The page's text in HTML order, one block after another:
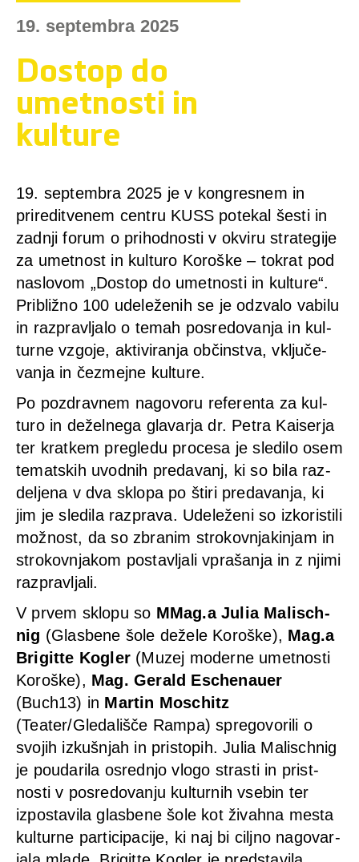
19. septembra 2025
Dostop do
umetnosti in
kulture
19. sep­tem­bra 2025 je v kon­gres­nem in
prire­dit­ve­nem cen­tru KUSS pote­kal šes­ti in
zadnji forum o pri­hod­nos­ti v okvi­ru stra­te­gi­je
za umet­nost in kul­turo Koroške – tokrat pod
nas­lo­vom „Dostop do umet­nos­ti in kul­tu­re“.
Pri­bliž­no 100 ude­leže­nih se je odzva­lo vabilu
in raz­pravlja­lo o temah pos­re­do­van­ja in kul­
tur­ne vzgo­je, akti­vi­ran­ja občinst­va, vključe­
van­ja in čez­me­j­ne kul­tu­re.
Po poz­drav­nem nago­voru refe­ren­ta za kul­
turo in dežel­ne­ga gla­var­ja dr. Petra Kai­ser­ja
ter krat­kem pre­g­le­du pro­ce­sa je sle­di­lo osem
temats­kih uvod­nih pre­da­vanj, ki so bila raz­
del­je­na v dva sklo­pa po šti­ri pre­da­van­ja, ki
jim je sle­di­la raz­pra­va. Ude­leže­ni so izko­risti­li
mož­nost, da so zbr­anim stro­kovn­ja­kin­jam in
stro­kovn­ja­kom post­avlja­li vprašan­ja in z nji­mi
raz­pravlja­li.
V prvem sklo­pu so MMag.a Julia Malisch­
nig (Glas­be­ne šole deže­le Koroške), Mag.a
Bri­git­te Kog­ler (Muzej moder­ne umet­nos­ti
Koroške), Mag. Gerald Eschen­au­er
(Buch13) in Mar­tin Mos­chitz
(Teater/Gledališče Ram­pa) spre­go­vo­r­i­li o
svo­jih izkušn­jah in pris­to­pih. Julia Malisch­nig
je pou­da­ri­la osredn­jo vlo­go stras­ti in prist­
nos­ti v pos­re­do­van­ju kul­tur­nih vse­bin ter
izpost­avila glas­be­ne šole kot živahna mes­ta
kul­tur­ne par­ti­ci­pa­ci­je, ki naj bi cil­j­no nago­var­